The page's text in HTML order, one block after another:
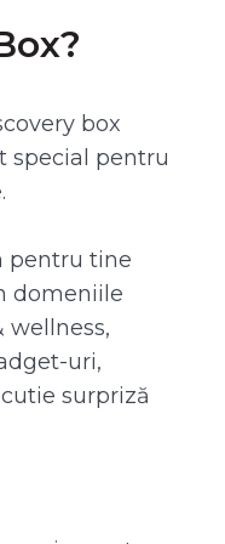
box
special pentru
pentru tine
domeniile
wellness,
uri,
surpriză